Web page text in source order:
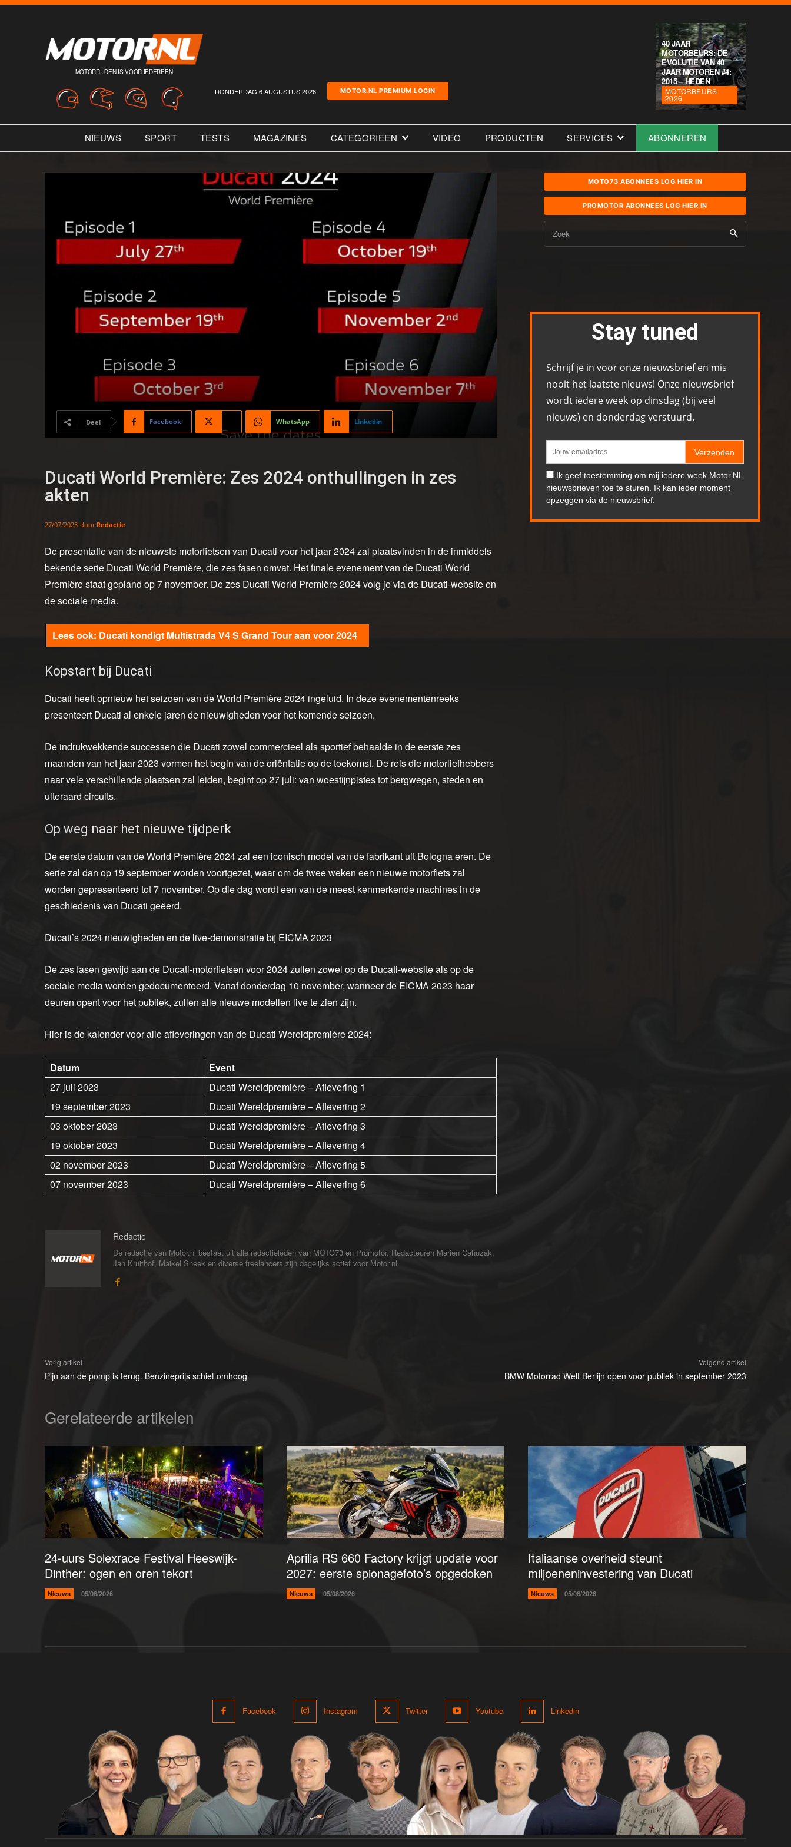
MOTORRIJDEN IS VOOR IEDEREEN
DONDERDAG 6 AUGUSTUS 2026 MOTOR.NL PREMIUM LOGIN
40 JAAR
MOTORBEURS: DE
EVOLUTIE VAN 40
JAAR MOTOREN #4:
2015 – HEDEN
MOTORBEURS
2026
NIEUWS SPORT TESTS MAGAZINES CATEGORIEEN VIDEO PRODUCTEN SERVICES ABONNEREN
Deel Facebook WhatsApp Linkedin
Ducati World Première: Zes 2024 onthullingen in zes
akten
27/07/2023 door Redactie
De presentatie van de nieuwste motorfietsen van Ducati voor het jaar 2024 zal plaatsvinden in de inmiddels
bekende serie Ducati World Première, die zes fasen omvat. Het finale evenement van de Ducati World
Première staat gepland op 7 november. De zes Ducati World Première 2024 volg je via de Ducati-website en
de sociale media.
Ducati kondigt Multistrada V4 S Grand Tour aan voor 2024
Kopstart bij Ducati
Ducati heeft opnieuw het seizoen van de World Première 2024 ingeluid. In deze evenementenreeks
presenteert Ducati al enkele jaren de nieuwigheden voor het komende seizoen.
De indrukwekkende successen die Ducati zowel commercieel als sportief behaalde in de eerste zes
maanden van het jaar 2023 vormen het begin van de oriëntatie op de toekomst. De reis die motorliefhebbers
naar vele verschillende plaatsen zal leiden, begint op 27 juli: van woestijnpistes tot bergwegen, steden en
uiteraard circuits.
Op weg naar het nieuwe tijdperk
De eerste datum van de World Première 2024 zal een iconisch model van de fabrikant uit Bologna eren. De
serie zal dan op 19 september worden voortgezet, waar om de twee weken een nieuwe motorfiets zal
worden gepresenteerd tot 7 november. Op die dag wordt een van de meest kenmerkende machines in de
geschiedenis van Ducati geëerd.
Ducati’s 2024 nieuwigheden en de live-demonstratie bij EICMA 2023
De zes fasen gewijd aan de Ducati-motorfietsen voor 2024 zullen zowel op de Ducati-website als op de
sociale media worden gedocumenteerd. Vanaf donderdag 10 november, wanneer de EICMA 2023 haar
deuren opent voor het publiek, zullen alle nieuwe modellen live te zien zijn.
Hier is de kalender voor alle afleveringen van de Ducati Wereldpremière 2024:
Datum
Event
27 juli 2023
Ducati Wereldpremière – Aflevering 1
19 september 2023
Ducati Wereldpremière – Aflevering 2
03 oktober 2023
Ducati Wereldpremière – Aflevering 3
19 oktober 2023
Ducati Wereldpremière – Aflevering 4
02 november 2023
Ducati Wereldpremière – Aflevering 5
07 november 2023
Ducati Wereldpremière – Aflevering 6
Redactie
De redactie van Motor.nl bestaat uit alle redactieleden van MOTO73 en Promotor. Redacteuren Marien Cahuzak,
Jan Kruithof, Maikel Sneek en diverse freelancers zijn dagelijks actief voor Motor.nl.
MOTO73 ABONNEES LOG HIER IN
PROMOTOR ABONNEES LOG HIER IN
Zoek
Stay tuned
Schrijf je in voor onze nieuwsbrief en mis
nooit het laatste nieuws! Onze nieuwsbrief
wordt iedere week op dinsdag (bij veel
nieuws) en donderdag verstuurd.
Verzenden
Ik geef toestemming om mij iedere week Motor.NL
nieuwsbrieven toe te sturen. Ik kan ieder moment
opzeggen via de nieuwsbrief.
Vorig artikel
Pijn aan de pomp is terug. Benzineprijs schiet omhoog
Volgend artikel
BMW Motorrad Welt Berlijn open voor publiek in september 2023
Gerelateerde artikelen
24-uurs Solexrace Festival Heeswijk-
Dinther: ogen en oren tekort
Nieuws 05/08/2026
Aprilia RS 660 Factory krijgt update voor
2027: eerste spionagefoto’s opgedoken
Nieuws 05/08/2026
Italiaanse overheid steunt
miljoeneninvestering van Ducati
Nieuws 05/08/2026
Facebook Instagram Twitter Youtube Linkedin